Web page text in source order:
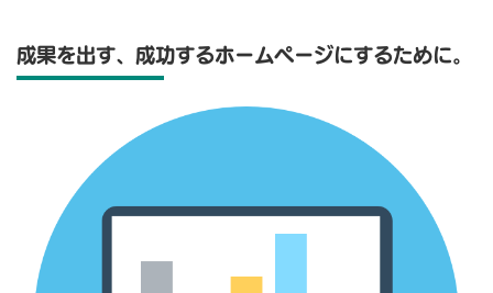
成果を出す、成功するホームページにするために。